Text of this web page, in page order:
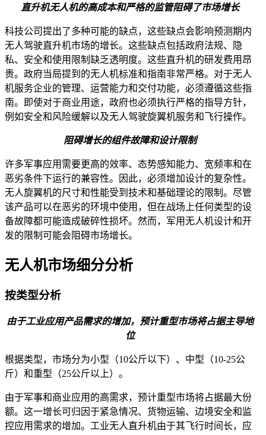
直升机无人机的高成本和严格的监管阻碍了市场增长
科技公司提出了多种可能的缺点，这些缺点会影响预测期内
无人驾驶直升机市场的增长。这些缺点包括政府法规、隐
私、安全和使用限制缺乏透明度。这些直升机的研发费用昂
贵。政府当局提到的无人机标准和指南非常严格。对于无人
机服务企业的管理、运营能力和交付功能，必须遵循这些指
南。即使对于商业用途，政府也必须执行严格的指导方针，
例如安全和风险缓解以及无人驾驶旋翼机服务和飞行操作。
阻碍增长的组件故障和设计限制
许多军事应用需要更高的效率、态势感知能力、宽频率和在
恶劣条件下运行的兼容性。因此，必须增加设计的复杂性。
无人旋翼机的尺寸和性能受到技术和基础理论的限制。尽管
该产品可以在恶劣的环境中使用，但在战场上任何类型的设
备故障都可能造成破碎性损坏。然而，军用无人机设计和开
发的限制可能会阻碍市场增长。
无人机市场细分分析
按类型分析
由于工业应用产品需求的增加，预计重型市场将占据主导地
位
根据类型，市场分为小型（10公斤以下）、中型（10-25公
斤）和重型（25公斤以上）。
由于军事和商业应用的高需求，预计重型市场将占据最大份
额。这一增长可归因于紧急情况、货物运输、边境安全和监
控应用需求的增加。工业无人直升机由于其飞行时间长，应